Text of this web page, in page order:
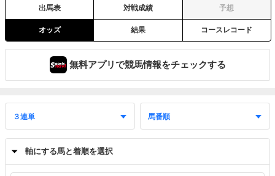
出馬表 対戦成績 予想
オッズ 結果 コースレコード
無料アプリで競馬情報をチェックする
軸にする馬と着順を選択